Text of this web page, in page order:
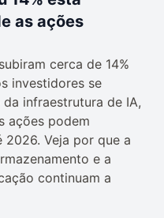
as ações
cerca de 14%
investidores se
infraestrutura de IA,
ações podem
Veja por que a
e a
continuam a